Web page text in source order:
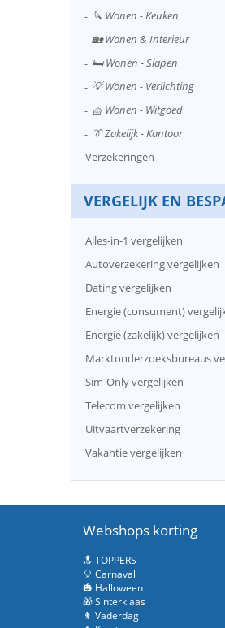
🔪 Wonen - Keuken
🏡 Wonen & Interieur
🛏️ Wonen - Slapen
💡 Wonen - Verlichting
🧺 Wonen - Witgoed
👔 Zakelijk - Kantoor
Verzekeringen
VERGELIJK EN
Alles-in-1 vergelijken
Autoverzekering vergelijken
Dating vergelijken
Energie (consument)
Energie (zakelijk) vergelijken
Marktonderzoeksbureaus
Sim-Only vergelijken
Telecom vergelijken
Uitvaartverzekering
Vakantie vergelijken
Webshops korting
🔝 TOPPERS
🎈 Carnaval
🎃 Halloween
🎁 Sinterklaas
👨 Vaderdag